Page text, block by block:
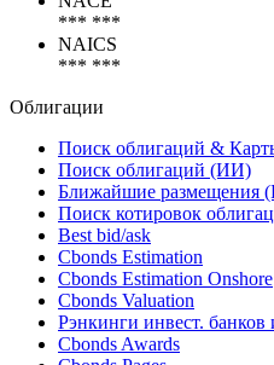
*** ***
NAICS
*** ***
Облигации
Поиск облигаций &
Поиск облигаций (ИИ)
Ближайшие размещения
Поиск котировок
Best bid/ask
Cbonds Estimation
Cbonds Estimation Onshore
Cbonds Valuation
Рэнкинги инвест. банков
Cbonds Awards